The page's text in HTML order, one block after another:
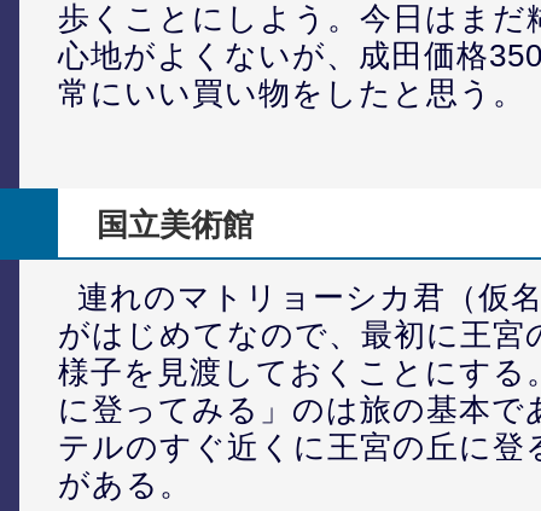
歩くことにしよう。今日はまだ
心地がよくないが、成田価格
常にいい買い物をしたと思う。
国立美術館
連れのマトリョーシカ君（仮
がはじめてなので、最初に王宮
様子を見渡しておくことにする
に登ってみる」のは旅の基本で
テルのすぐ近くに王宮の丘に登
がある。